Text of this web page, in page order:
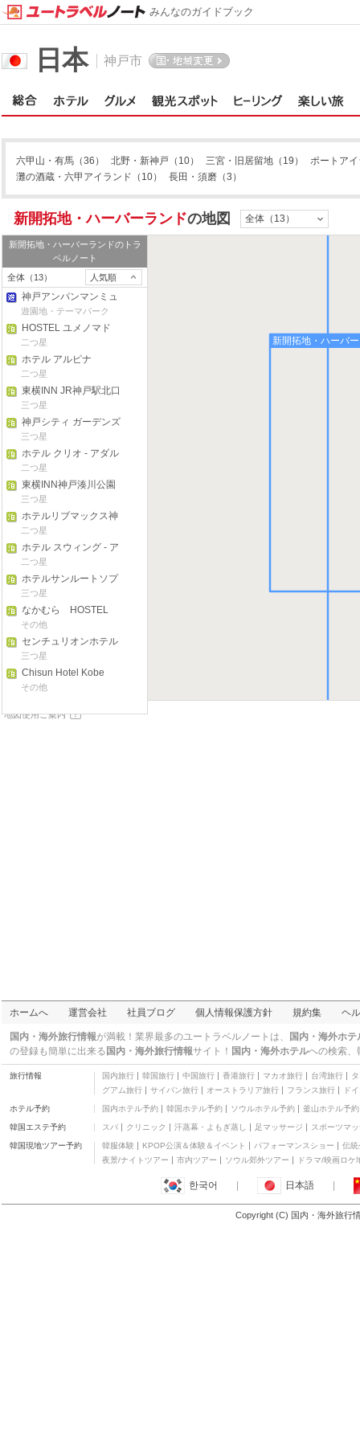
日本 神戸市
六甲山・有馬 （36） 北野・新神戸 （10） 三宮・旧居留地 （19）
ポートア
灘の酒蔵・六甲アイランド （10） 長田・須磨 （3）
新開拓地・ハーバーランドの地図 全体（13）
新開拓地・ハーバーランドのトラ
ベルノート
全体（13）
人気順
神戸アンパンマンミュ
ージアム&モール
遊園地・テーマパーク
HOSTEL ユメノマド
二つ星
ホテル アルピナ
二つ星
東横INN JR神戸駅北口
三つ星
神戸シティ ガーデンズ
ホテル
三つ星
ホテル クリオ - アダル
ト オンリー
二つ星
東横INN神戸湊川公園
三つ星
ホテルリブマックス神
戸
二つ星
ホテル スウィング - ア
ダルト オンリー
二つ星
ホテルサンルートソプ
ラ神戸アネッサ
三つ星
なかむら HOSTEL
NAKAMURA Kobe
その他
センチュリオンホテル
グランド神戸駅前
三つ星
Chisun Hotel Kobe
その他
新開拓地・ハーバ
地図使用ご案内
みんなのガイドブック
ホームへ 運営会社 社員ブログ 個人情報保護方針 規約集 ヘ
国内・海外旅行情報が満載！業界最多のユートラベルノートは、
国内・海外ホ
の登録も簡単に出来る 国内・海外旅行情報サイト！ 国内・海外ホテルへの検索、
旅行情報 国内旅行 韓国旅行 中国旅行 香港旅行 マカオ旅行 台湾旅行
グアム旅行
サイパン旅行 オーストラリア旅行 フランス旅行 ド
ホテル予約 国内ホテル予約 韓国ホテル予約 ソウルホテル予約 釜山ホテル予約
韓国エステ予約 スパ クリニック 汗蒸幕・よもぎ蒸し 足マッサージ スポーツマ
韓国現地ツアー予約 韓服体験 KPOP公演＆体験＆イベント パフォーマンスショー
伝統
夜景/ナイトツアー
市内ツアー ソウル郊外ツアー ドラマ/映画ロケ
한국어 日本語
Copyright (C) 国内・海外旅行